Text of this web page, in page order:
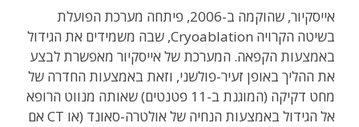
אייסקיור, שהוקמה ב-2006, פיתחה מערכת הפועלת
בשיטה הקרויה Cryoablation, שבה משמידים את הגידול
באמצעות הקפאה. המערכת של אייסקיור מאפשרת לבצע
את ההליך באופן זעיר-פולשני, וזאת באמצעות החדרה של
מחט דקיקה (המוגנת ב-11 פטנטים) שאותה מנווט הרופא
אל הגידול באמצעות הנחיה של אולטרה-סאונד (או CT אם